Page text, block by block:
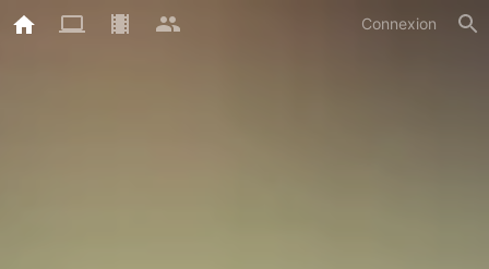
Connexion